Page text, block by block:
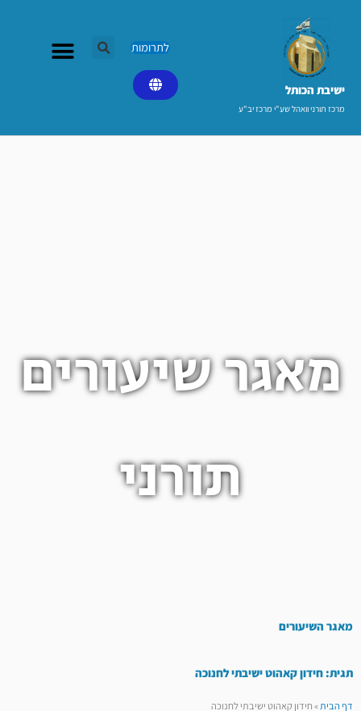
ישיבת הכותל​
מרכז תורני וואהל שע"י מרכז יב"ע
לתרומות
מאגר שיעורים
תורני
מאגר השיעורים
תגית: חידון קאהוט ישיבתי לחנוכה
דף הבית»חידון קאהוט ישיבתי לחנוכה